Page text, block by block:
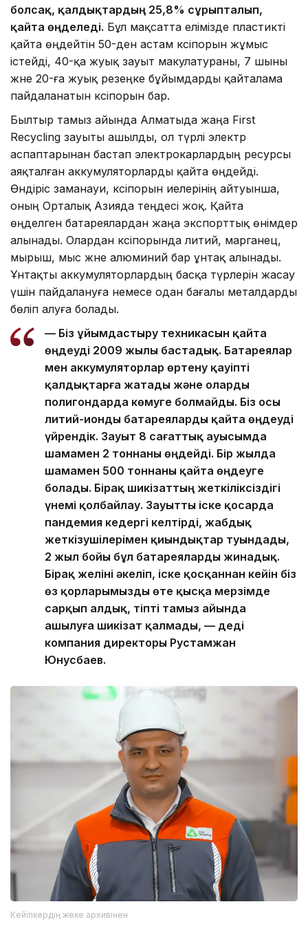
болсақ, қалдықтардың 25,8% сұрыпталып,
қайта өңделеді. Бұл мақсатта елімізде пластикті
қайта өңдейтін 50-ден астам кәсіпорын жұмыс
істейді, 40-қа жуық зауыт макулатураны, 7 шыны
және 20-ға жуық резеңке бұйымдарды қайталама
пайдаланатын кәсіпорын бар.
Былтыр тамыз айында Алматыда жаңа First
Recycling зауыты ашылды, ол түрлі электр
аспаптарынан бастап электрокарлардың ресурсы
аяқталған аккумуляторларды қайта өңдейді.
Өндіріс заманауи, кәсіпорын иелерінің айтуынша,
оның Орталық Азияда теңдесі жоқ. Қайта
өңделген батареялардан жаңа экспорттық өнімдер
алынады. Олардан кәсіпорында литий, марганец,
мырыш, мыс және алюминий бар ұнтақ алынады.
Ұнтақты аккумуляторлардың басқа түрлерін жасау
үшін пайдалануға немесе одан бағалы металдарды
бөліп алуға болады.
— Біз ұйымдастыру техникасын қайта
өңдеуді 2009 жылы бастадық. Батареялар
мен аккумуляторлар өртену қауіпті
қалдықтарға жатады және оларды
полигондарда көмуге болмайды. Біз осы
литий-ионды батареяларды қайта өңдеуді
үйрендік. Зауыт 8 сағаттық ауысымда
шамамен 2 тоннаны өңдейді. Бір жылда
шамамен 500 тоннаны қайта өңдеуге
болады. Бірақ шикізаттың жеткіліксіздігі
үнемі қолбайлау. Зауытты іске қосарда
пандемия кедергі келтірді, жабдық
жеткізушілерімен қиындықтар туындады,
2 жыл бойы бұл батареяларды жинадық.
Бірақ желіні әкеліп, іске қосқаннан кейін біз
өз қорларымызды өте қысқа мерзімде
сарқып алдық, тіпті тамыз айында
ашылуға шикізат қалмады, — деді
компания директоры Рустамжан
Юнусбаев.
Кейіпкердің жеке архивінен